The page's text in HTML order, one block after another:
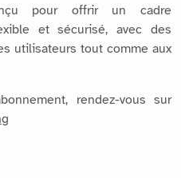
pour offrir un cadre
et sécurisé, avec des
utilisateurs tout comme aux
rendez-vous sur